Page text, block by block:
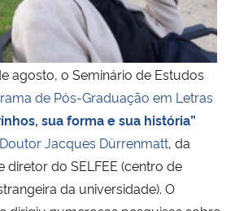
agosto, o Seminário de Estudos
de Pós-Graduação em Letras
sua forma e sua história”
Jacques Dürrenmatt, da
diretor do SELFEE (centro de
da universidade). O